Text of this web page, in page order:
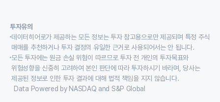
투자유의
데이터히어로가 제공하는 모든 정보는 투자 참고용으로만 제공되며 특정 주식
매매를 추천하거나 투자 결정의 유일한 근거로 사용되어서는 안 됩니다.
모든 투자에는 원금 손실 위험이 따르므로 투자 전 개인의 투자목표와
위험성향을 신중히 고려하여 본인 판단에 따라 투자하시기 바라며, 당사는
제공된 정보로 인한 투자 결과에 대해 법적 책임을 지지 않습니다.
Data Powered by NASDAQ and S&P Global